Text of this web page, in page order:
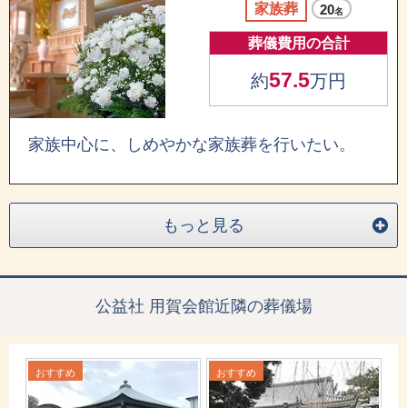
家族葬 20名
葬儀費用の合計
約57.5万円
家族中心に、しめやかな家族葬を行いたい。
もっと見る
公益社 用賀会館近隣の葬儀場
おすすめ おすすめ